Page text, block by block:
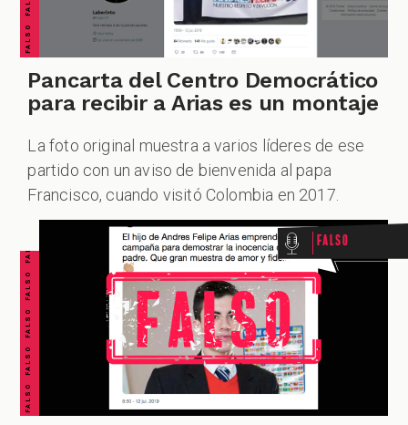
Pancarta del Centro Democrático
para recibir a Arias es un montaje
La foto original muestra a varios líderes de ese
partido con un aviso de bienvenida al papa
Francisco, cuando visitó Colombia en 2017.
FALSO FALSO FALSO FALSO FALSO FALSO FALSO Falso